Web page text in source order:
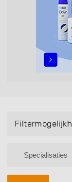
opsteken,
permanent, een
epileren,
een baard en
filteren met